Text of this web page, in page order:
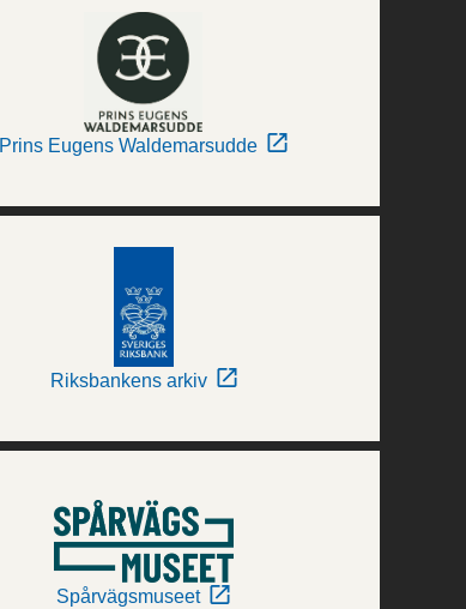
Prins Eugens Waldemarsudde
Riksbankens arkiv
Spårvägsmuseet